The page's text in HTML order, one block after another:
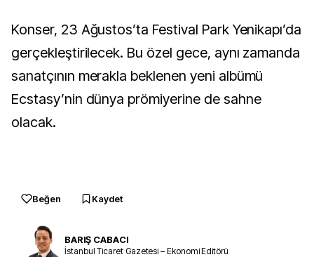
Konser, 23 Ağustos’ta Festival Park Yenikapı’da
gerçekleştirilecek. Bu özel gece, aynı zamanda
sanatçının merakla beklenen yeni albümü
Ecstasy’nin dünya prömiyerine de sahne
olacak.
Beğen Kaydet
BARIŞ CABACI
İstanbul Ticaret Gazetesi – Ekonomi Editörü